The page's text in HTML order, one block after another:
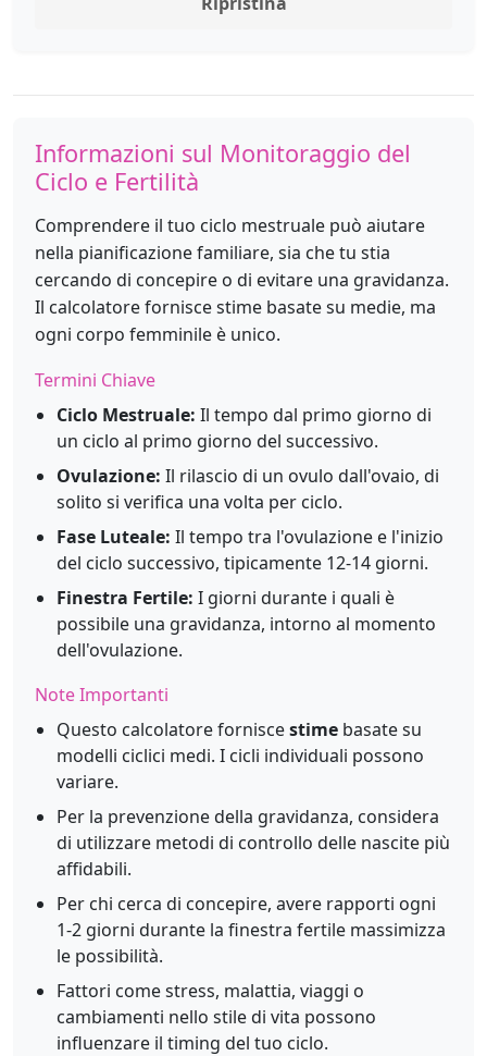
Informazioni sul Monitoraggio del
Ciclo e Fertilità
Comprendere il tuo ciclo mestruale può aiutare
nella pianificazione familiare, sia che tu stia
cercando di concepire o di evitare una gravidanza.
Il calcolatore fornisce stime basate su medie, ma
ogni corpo femminile è unico.
Termini Chiave
Ciclo Mestruale: Il tempo dal primo giorno di
un ciclo al primo giorno del successivo.
Ovulazione: Il rilascio di un ovulo dall'ovaio, di
solito si verifica una volta per ciclo.
Fase Luteale: Il tempo tra l'ovulazione e l'inizio
del ciclo successivo, tipicamente 12-14 giorni.
Finestra Fertile: I giorni durante i quali è
possibile una gravidanza, intorno al momento
dell'ovulazione.
Note Importanti
Questo calcolatore forniscestime basate su
modelli ciclici medi. I cicli individuali possono
variare.
Per la prevenzione della gravidanza, considera
di utilizzare metodi di controllo delle nascite più
affidabili.
Per chi cerca di concepire, avere rapporti ogni
1-2 giorni durante la finestra fertile massimizza
le possibilità.
Fattori come stress, malattia, viaggi o
cambiamenti nello stile di vita possono
influenzare il timing del tuo ciclo.